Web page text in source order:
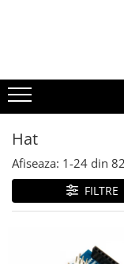
Arduino Original
Arduino Compatibil
Raspberry PI
Alimentare
Racire
Hat
Afiseaza: 1-24 din 82
FILTRE